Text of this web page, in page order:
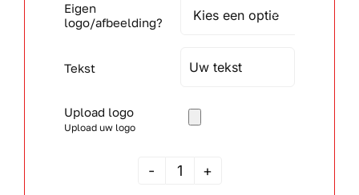
Eigen
logo/afbeelding?

Tekst
Upload logo
Upload uw logo
M